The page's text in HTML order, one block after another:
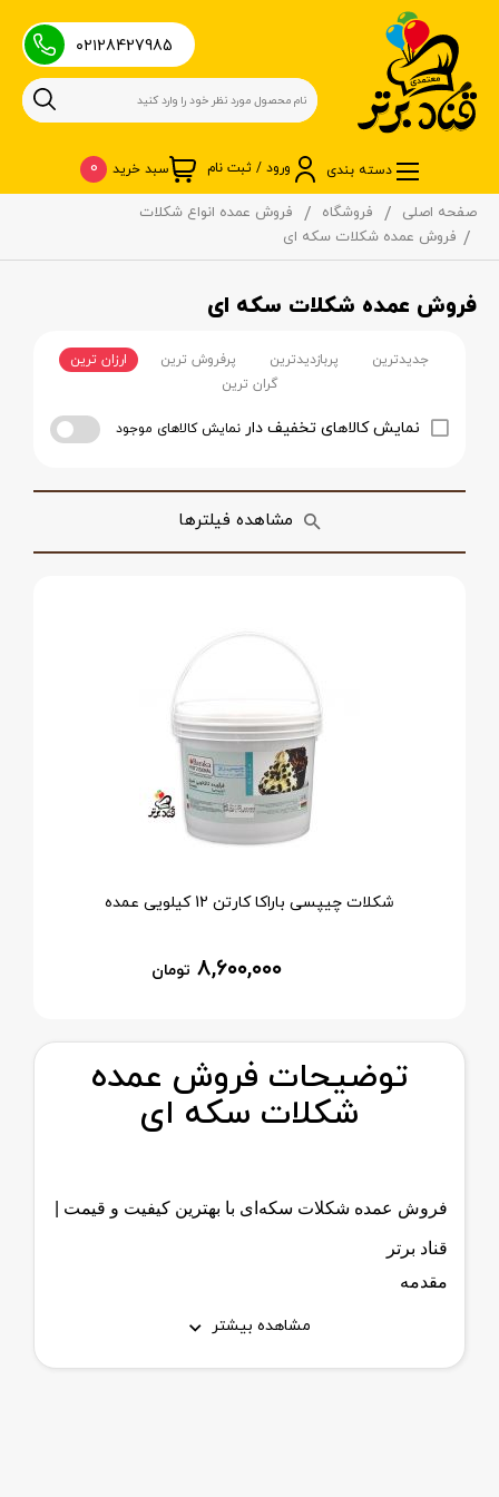
۰۲۱28427985
دسته بندی ورود / ثبت نام سبد خرید 0
صفحه اصلی فروشگاه
فروش عمده انواع شکلات
فروش عمده شکلات سکه ای
فروش عمده شکلات سکه ای
جدیدترین پربازدیدترین پرفروش ترین
ارزان ترین
گران ترین
نمایش کالاهای تخفیف دار نمایش کالاهای موجود
مشاهده فیلترها
شکلات چیپسی باراکا کارتن 12 کیلویی عمده
۸,۶۰۰,۰۰۰ تومان
توضیحات فروش عمده
شکلات سکه ای
فروش عمده شکلات سکه‌ای با بهترین کیفیت و قیمت |
قناد برتر
مقدمه
بستنی‌سازی و تولید دسرهای صنعتی است. این نوع
مشاهده بیشتر